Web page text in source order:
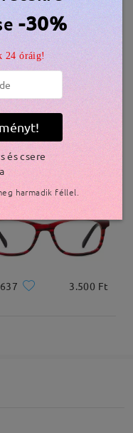
4.800 Ft
3.500 Ft
-30%
24 óráig!
és csere
harmadik féllel.